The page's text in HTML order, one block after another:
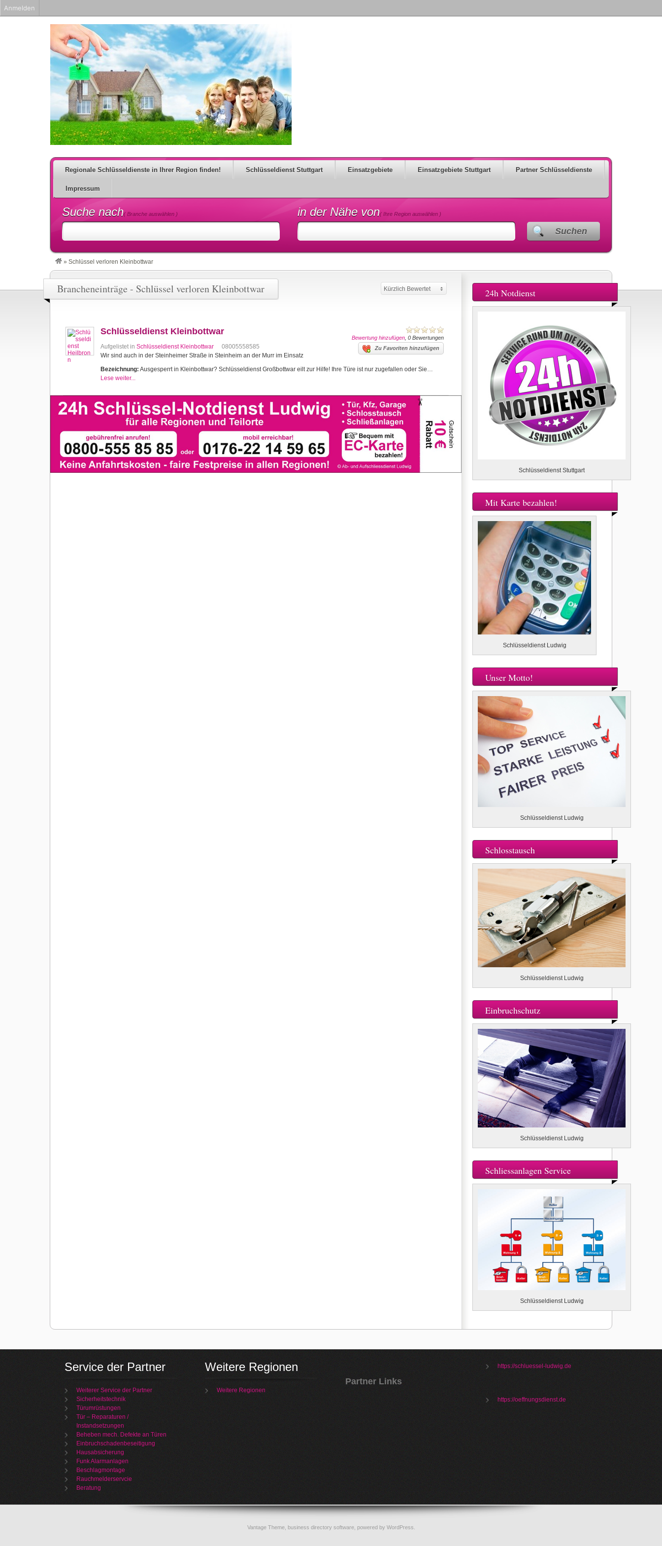
Regionale Schlüsseldienste in Ihrer Region finden! Schlüsseldienst Stuttgart Einsatzgebiete Einsatzgebiete Stuttgart Partner Schlüsseldienste
Impressum
Suche nach( Branche auswählen ) in der Nähe von( Ihre Region auswählen )
Suchen
» Schlüssel verloren Kleinbottwar
Brancheneinträge - Schlüssel verloren Kleinbottwar Kürzlich Bewertet
Bewertung hinzufügen , 0 Bewertungen
Schlüsseldienst Kleinbottwar
Aufgelistet in Schlüsseldienst Kleinbottwar Zu Favoriten hinzufügen
08005558585
Wir sind auch in der Steinheimer Straße in Steinheim an der Murr im Einsatz
Bezeichnung: Ausgesperrt in Kleinbottwar? Schlüsseldienst Großbottwar eilt zur Hilfe! Ihre Türe ist nur zugefallen oder Sie…
Lese weiter...
24h Notdienst
Schlüsseldienst Stuttgart
Mit Karte bezahlen!
Schlüsseldienst Ludwig
Unser Motto!
Schlüsseldienst Ludwig
Schlosstausch
Schlüsseldienst Ludwig
Einbruchschutz
Schlüsseldienst Ludwig
Schliessanlagen Service
Schlüsseldienst Ludwig
Service der Partner
Weiterer Service der Partner
Sicherheitstechnik
Türumrüstungen
Tür – Reparaturen /
Instandsetzungen
Beheben mech. Defekte an Türen
Einbruchschadenbeseitigung
Hausabsicherung
Funk Alarmanlagen
Beschlagmontage
Rauchmelderservcie
Beratung
Weitere Regionen
Weitere Regionen
Partner Links
https://schluessel-ludwig.de
https://oeffnungsdienst.de
Vantage Theme, business directory software, powered by WordPress
Anmelden